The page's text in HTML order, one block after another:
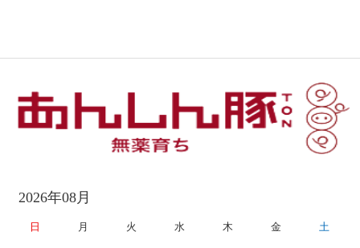
2026年08月
日 月 火 水 木 金 土